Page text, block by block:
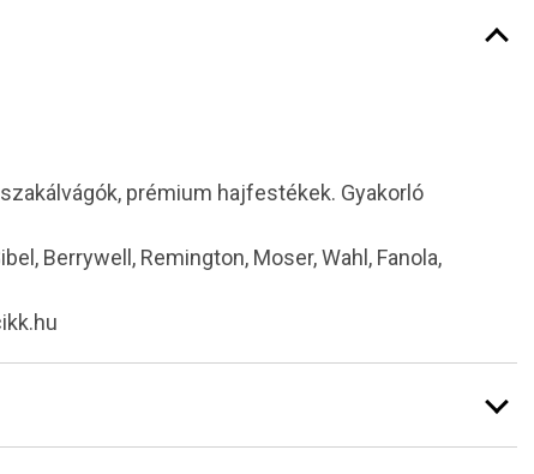
prémium hajfestékek. Gyakorló
Berrywell, Remington, Moser, Wahl, Fanola,